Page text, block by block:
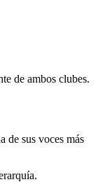
de ambos clubes.
de sus voces más